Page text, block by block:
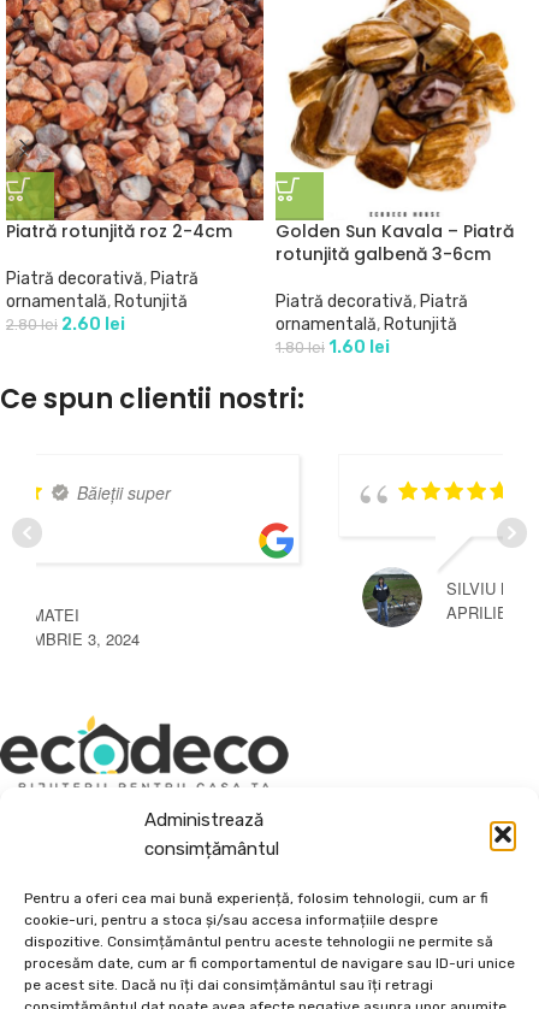
Administrează
consimțământul
Pentru a oferi cea mai bună experiență, folosim tehnologii, cum ar fi
cookie-uri, pentru a stoca și/sau accesa informațiile despre
dispozitive. Consimțământul pentru aceste tehnologii ne permite să
procesăm date, cum ar fi comportamentul de navigare sau ID-uri unice
pe acest site. Dacă nu îți dai consimțământul sau îți retragi
Piatră rotunjită roz 2-4cm
Piatră decorativă, Piatră
ornamentală, Rotunjită
2.80lei 2.60 lei
Golden Sun Kavala – Piatră
rotunjită galbenă 3-6cm
Piatră decorativă, Piatră
ornamentală, Rotunjită
1.80lei 1.60 lei
Ce spun clientii nostri:
Depozit En-Gross și En-Detail
Piatră Decorativă și Plante Ornamentale
Preturi accesibile, calitate si diversitate.
DE 70, vis-a-vis de Termo Ișalnița, Craiova, Dolj, Romania
+40760973126